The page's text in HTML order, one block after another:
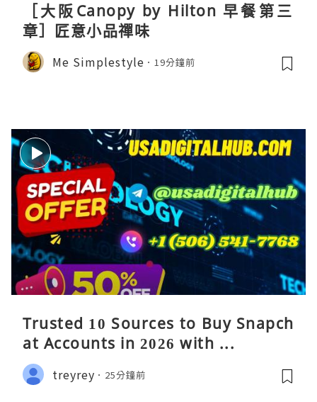
［大阪Canopy by Hilton 早餐第三
章］匠意小品禪味
Me Simplestyle 19分鐘前
Trusted 10 Sources to Buy Snapch
at Accounts in 2026 with ...
treyrey 25分鐘前